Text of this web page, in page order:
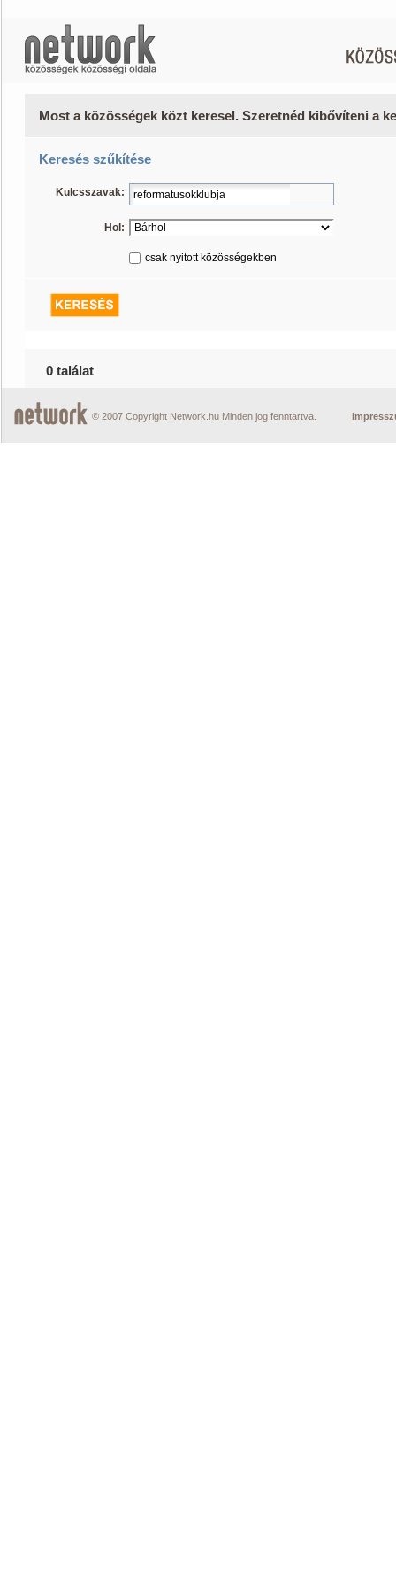
Most a közösségek közt keresel. Szeretnéd kibővíteni a
Keresés szűkítése
Kulcsszavak:
Hol:
csak nyitott közösségekben
0 találat
© 2007 Copyright Network.hu Minden jog fenntartva.